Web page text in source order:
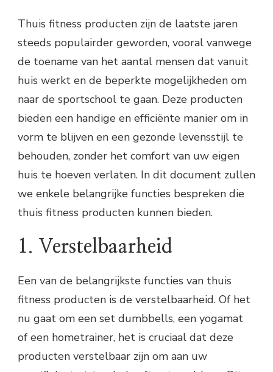
Thuis fitness producten zijn de laatste jaren
steeds populairder geworden, vooral vanwege
de toename van het aantal mensen dat vanuit
huis werkt en de beperkte mogelijkheden om
naar de sportschool te gaan. Deze producten
bieden een handige en efficiënte manier om in
vorm te blijven en een gezonde levensstijl te
behouden, zonder het comfort van uw eigen
huis te hoeven verlaten. In dit document zullen
we enkele belangrijke functies bespreken die
thuis fitness producten kunnen bieden.
1. Verstelbaarheid
Een van de belangrijkste functies van thuis
fitness producten is de verstelbaarheid. Of het
nu gaat om een set dumbbells, een yogamat
of een hometrainer, het is cruciaal dat deze
producten verstelbaar zijn om aan uw